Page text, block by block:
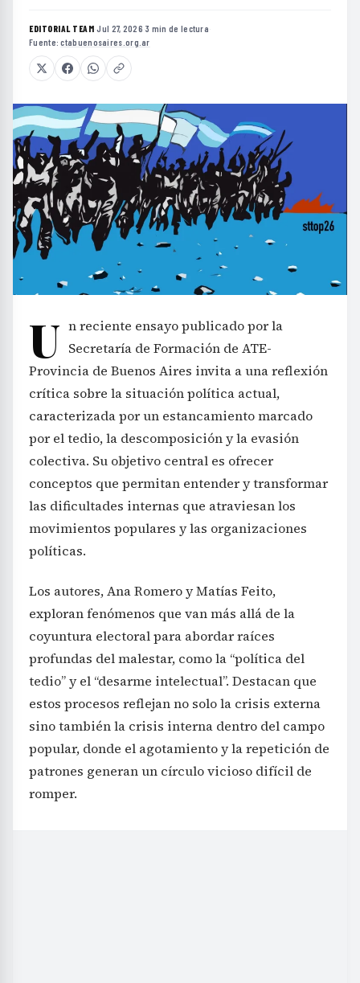
EDITORIAL TEAM·Jul 27, 2026·3 min de lectura·
Fuente:ctabuenosaires.org.ar
U n reciente ensayo publicado por la
Secretaría de Formación de ATE-
Provincia de Buenos Aires invita a una reflexión
crítica sobre la situación política actual,
caracterizada por un estancamiento marcado
por el tedio, la descomposición y la evasión
colectiva. Su objetivo central es ofrecer
conceptos que permitan entender y transformar
las dificultades internas que atraviesan los
movimientos populares y las organizaciones
políticas.
Los autores, Ana Romero y Matías Feito,
exploran fenómenos que van más allá de la
coyuntura electoral para abordar raíces
profundas del malestar, como la “política del
tedio” y el “desarme intelectual”. Destacan que
estos procesos reflejan no solo la crisis externa
sino también la crisis interna dentro del campo
popular, donde el agotamiento y la repetición de
patrones generan un círculo vicioso difícil de
romper.